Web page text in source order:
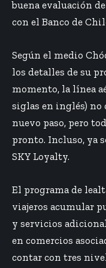
buena evaluación
con el Banco de
Según el medio
los detalles de su
momento, la línea
siglas en inglés)
nuevo paso, pero
pronto. Incluso, ya
SKY Loyalty.
El programa de
viajeros acumular
y servicios
en comercios
contar con tres